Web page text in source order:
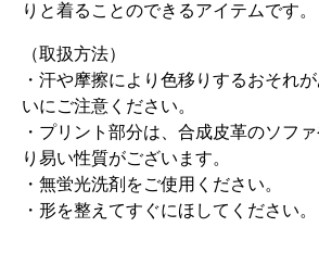
りと着ることのできるアイテムです。
（取扱方法）
・汗や摩擦により色移りするおそれ
いにご注意ください。
・プリント部分は、合成皮革のソフ
り易い性質がございます。
・無蛍光洗剤をご使用ください。
・形を整えてすぐにほしてください。